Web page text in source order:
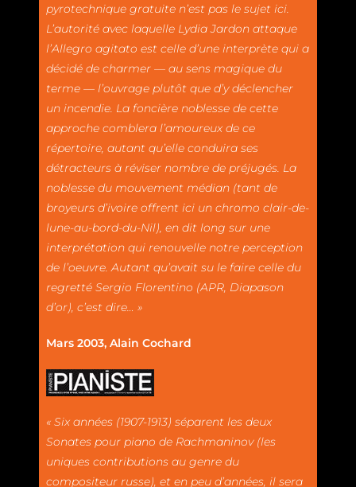
pyrotechnique gratuite n’est pas le sujet ici.
L’autorité avec laquelle Lydia Jardon attaque
l’Allegro agitato est celle d’une interprète qui a
décidé de charmer — au sens magique du
terme — l’ouvrage plutôt que d’y déclencher
un incendie. La foncière noblesse de cette
approche comblera l’amoureux de ce
répertoire, autant qu’elle conduira ses
détracteurs à réviser nombre de préjugés. La
noblesse du mouvement médian (tant de
broyeurs d’ivoire offrent ici un chromo clair-de-
lune-au-bord-du-Nil), en dit long sur une
interprétation qui renouvelle notre perception
de l’oeuvre. Autant qu’avait su le faire celle du
regretté Sergio Florentino (APR, Diapason
d’or), c’est dire… »
Mars 2003, Alain Cochard
« Six années (1907-1913) séparent les deux
Sonates pour piano de Rachmaninov (les
uniques contributions au genre du
compositeur russe), et en peu d’années, il sera